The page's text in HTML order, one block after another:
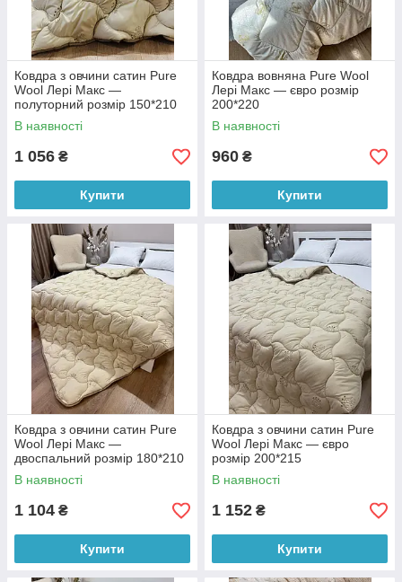
Ковдра з овчини сатин Pure
Wool Лері Макс —
полуторний розмір 150*210
В наявності
1 056 ₴
Купити
Ковдра вовняна Pure Wool
Лері Макс — євро розмір
200*220
В наявності
960 ₴
Купити
Ковдра з овчини сатин Pure
Wool Лері Макс —
двоспальний розмір 180*210
В наявності
1 104 ₴
Купити
Ковдра з овчини сатин Pure
Wool Лері Макс — євро
розмір 200*215
В наявності
1 152 ₴
Купити